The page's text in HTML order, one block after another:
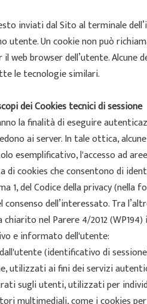
inviati dal Sito al terminale
utente. Un cookie non può
web browser dell’utente.
le tecnologie similari.
dei Cookies tecnici di sessione
la finalità di eseguire
ai server. In tale ottica,
esemplificativo, l'accesso ad
di cookies che consentono di
1, del Codice della privacy
consenso dell’interessato. Tra
chiarito nel Parere 4/2012
e informato dell'utente:
(identificativo di
utilizzati ai fini dei servizi
sugli utenti, utilizzati per